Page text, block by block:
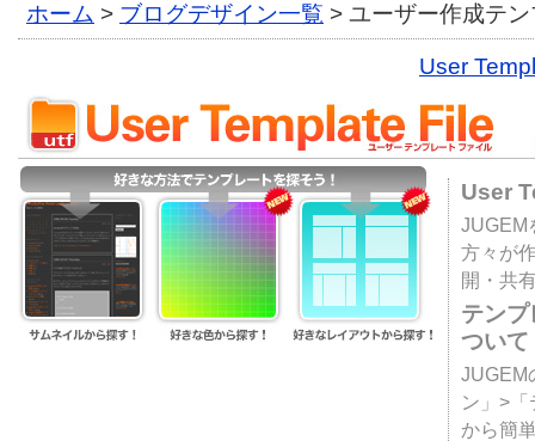
ホーム > ブログデザイン一覧 > ユーザー作成テ
User
User
JUGEM
方々が
開・共
テン
ついて
JUGEM
ン」>
から簡